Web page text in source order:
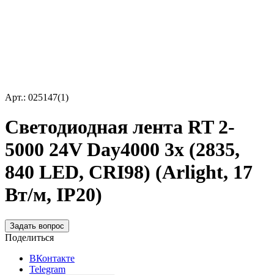
Арт.: 025147(1)
Светодиодная лента RT 2-
5000 24V Day4000 3x (2835,
840 LED, CRI98) (Arlight, 17
Вт/м, IP20)
Задать вопрос
Поделиться
ВКонтакте
Telegram